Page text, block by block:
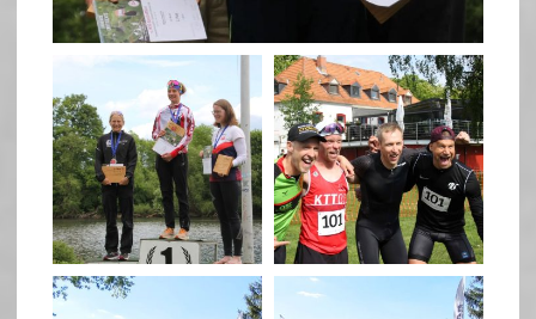
quadrathlon
May 26
quadrathlon
May 26
quadrathlon